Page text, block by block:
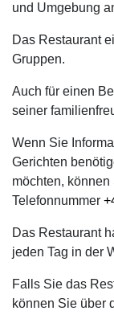
und Umgebung
Das Restaurant
Gruppen.
Auch für einen
seiner
Wenn Sie
Gerichten
möchten,
Telefonnummer
Das Restaurant
jeden Tag in der
Falls Sie das
können Sie über